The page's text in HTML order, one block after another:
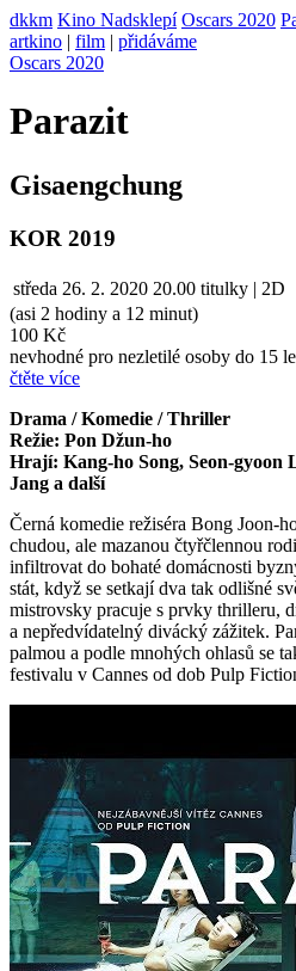
dkkm Kino Nadsklepí Oscars 2020
artkino | film | přidáváme
Oscars 2020
Parazit
Gisaengchung
KOR 2019
středa 26. 2. 2020 20.00 titulky | 2D
(asi 2 hodiny a 12 minut)
100 Kč
nevhodné pro nezletilé osoby do 15
čtěte více
Drama / Komedie / Thriller
Režie: Pon Džun-ho
Hrají: Kang-ho Song, Seon-gyoon
Jang a další
Černá komedie režiséra Bong Joon-
chudou, ale mazanou čtyřčlennou
infiltrovat do bohaté domácnosti
stát, když se setkají dva tak odlišné
mistrovsky pracuje s prvky thrilleru,
a nepředvídatelný divácký zážitek.
palmou a podle mnohých ohlasů se
festivalu v Cannes od dob Pulp